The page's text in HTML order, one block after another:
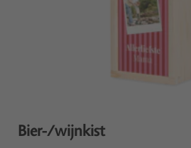
Bier-/wijnkist